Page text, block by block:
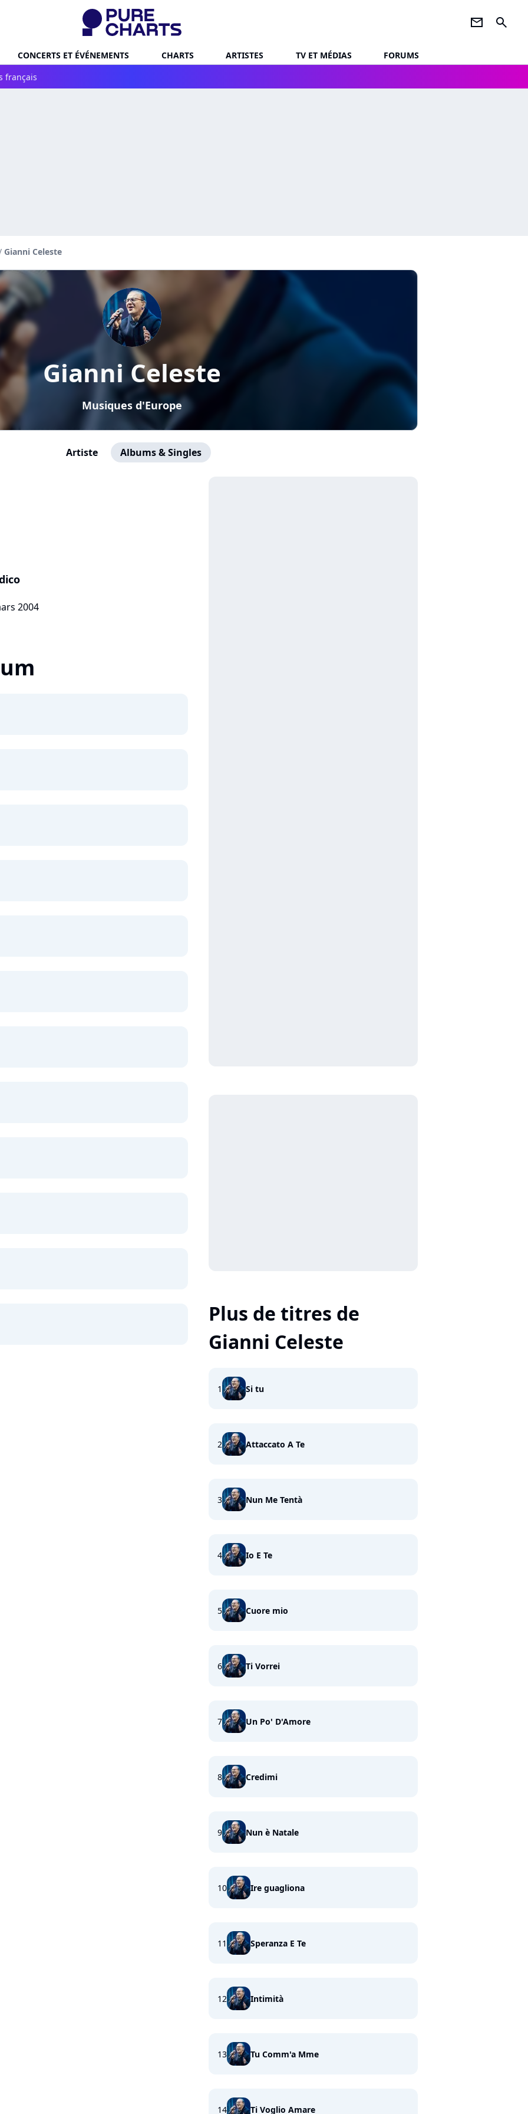
newsletter search
CONCERTS ET ÉVÉNEMENTS CHARTS ARTISTES TV ET MÉDIAS
FORUMS
français
Gianni Celeste
Gianni Celeste
Musiques d'Europe
Artiste Albums & Singles
2004
Plus de titres de
Gianni Celeste
1 Si tu
2 Attaccato A Te
3 Nun Me Tentà
4 Io E Te
5 Cuore mio
6 Ti Vorrei
7 Un Po' D'Amore
8 Credimi
9 Nun è Natale
10 Ire guagliona
11 Speranza E Te
12 Intimità
13 Tu Comm'a Mme
14 Ti Voglio Amare